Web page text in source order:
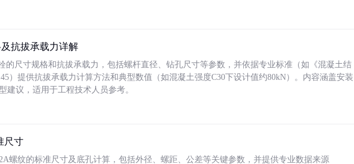
抗拔承载力详解
的尺寸规格和抗拔承载力，包括螺杆直径、钻孔尺寸等参数，并依据专业标准（如《混凝土结
）提供抗拔承载力计算方法和典型数值（如混凝土强度C30下设计值约80kN）。内容涵盖安装
建议，适用于工程技术人员参考。
尺寸
螺纹的标准尺寸及底孔计算，包括外径、螺距、公差等关键参数，并提供专业数据来源